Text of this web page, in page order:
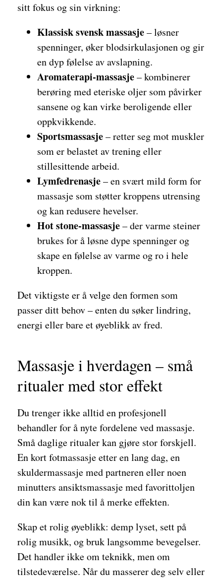
sitt fokus og sin virkning:
Klassisk svensk massasje– løsner
spenninger, øker blodsirkulasjonen og gir
en dyp følelse av avslapning.
Aromaterapi-massasje– kombinerer
berøring med eteriske oljer som påvirker
sansene og kan virke beroligende eller
oppkvikkende.
Sportsmassasje– retter seg mot muskler
som er belastet av trening eller
stillesittende arbeid.
Lymfedrenasje– en svært mild form for
massasje som støtter kroppens utrensing
og kan redusere hevelser.
Hot stone-massasje– der varme steiner
brukes for å løsne dype spenninger og
skape en følelse av varme og ro i hele
kroppen.
Det viktigste er å velge den formen som
passer ditt behov – enten du søker lindring,
energi eller bare et øyeblikk av fred.
Massasje i hverdagen – små
ritualer med stor effekt
Du trenger ikke alltid en profesjonell
behandler for å nyte fordelene ved massasje.
Små daglige ritualer kan gjøre stor forskjell.
En kort fotmassasje etter en lang dag, en
skuldermassasje med partneren eller noen
minutters ansiktsmassasje med favorittoljen
din kan være nok til å merke effekten.
Skap et rolig øyeblikk: demp lyset, sett på
rolig musikk, og bruk langsomme bevegelser.
Det handler ikke om teknikk, men om
tilstedeværelse. Når du masserer deg selv eller